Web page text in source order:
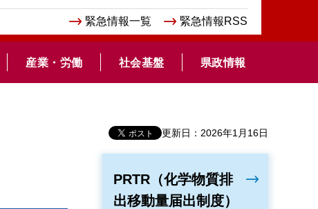
緊急情報一覧 緊急情報RSS
産業・労働 社会基盤 県政情報
更新日：2026年1月16日
PRTR（化学物質排
出移動量届出制度）